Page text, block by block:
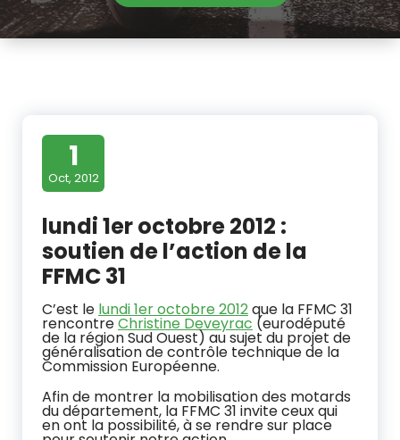
1
Oct, 2012
lundi 1er octobre 2012 :
soutien de l’action de la
FFMC 31
C’est le lundi 1er octobre 2012que la FFMC 31
rencontreChristine Deveyrac (eurodéputé
de la région Sud Ouest) au sujet du projet de
généralisation de contrôle technique de la
Commission Européenne.
Afin de montrer la mobilisation des motards
du département, la FFMC 31 invite ceux qui
en ont la possibilité, à se rendre sur place